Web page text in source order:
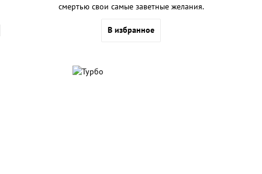
смертью свои самые заветные желания.
В избранное